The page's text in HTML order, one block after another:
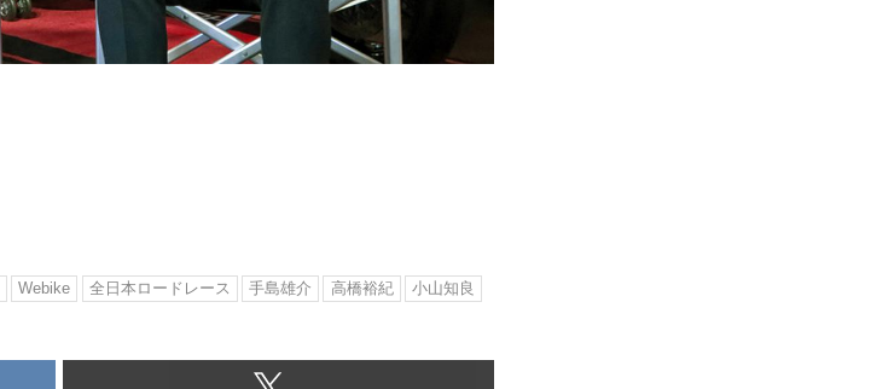
Webike 全日本ロードレース 手島雄介 高橋裕紀
小山知良